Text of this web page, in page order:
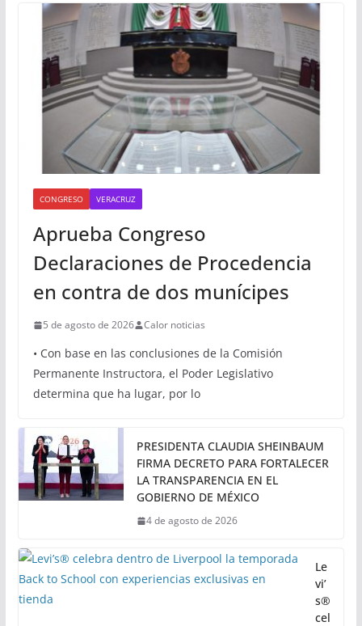
CONGRESO VERACRUZ
Aprueba Congreso
Declaraciones de Procedencia
en contra de dos munícipes
5 de agosto de 2026 Calor noticias
• Con base en las conclusiones de la Comisión
Permanente Instructora, el Poder Legislativo
determina que ha lugar, por lo
PRESIDENTA CLAUDIA SHEINBAUM
FIRMA DECRETO PARA FORTALECER
LA TRANSPARENCIA EN EL
GOBIERNO DE MÉXICO
4 de agosto de 2026
Le
vi’
s®
cel